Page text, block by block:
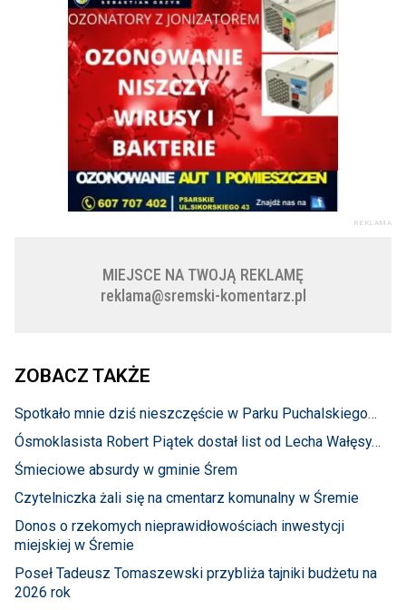
REKLAMA
MIEJSCE NA TWOJĄ REKLAMĘ
reklama@sremski-komentarz.pl
ZOBACZ TAKŻE
Spotkało mnie dziś nieszczęście w Parku Puchalskiego…
Ósmoklasista Robert Piątek dostał list od Lecha Wałęsy…
Śmieciowe absurdy w gminie Śrem
Czytelniczka żali się na cmentarz komunalny w Śremie
Donos o rzekomych nieprawidłowościach inwestycji
miejskiej w Śremie
Poseł Tadeusz Tomaszewski przybliża tajniki budżetu na
2026 rok